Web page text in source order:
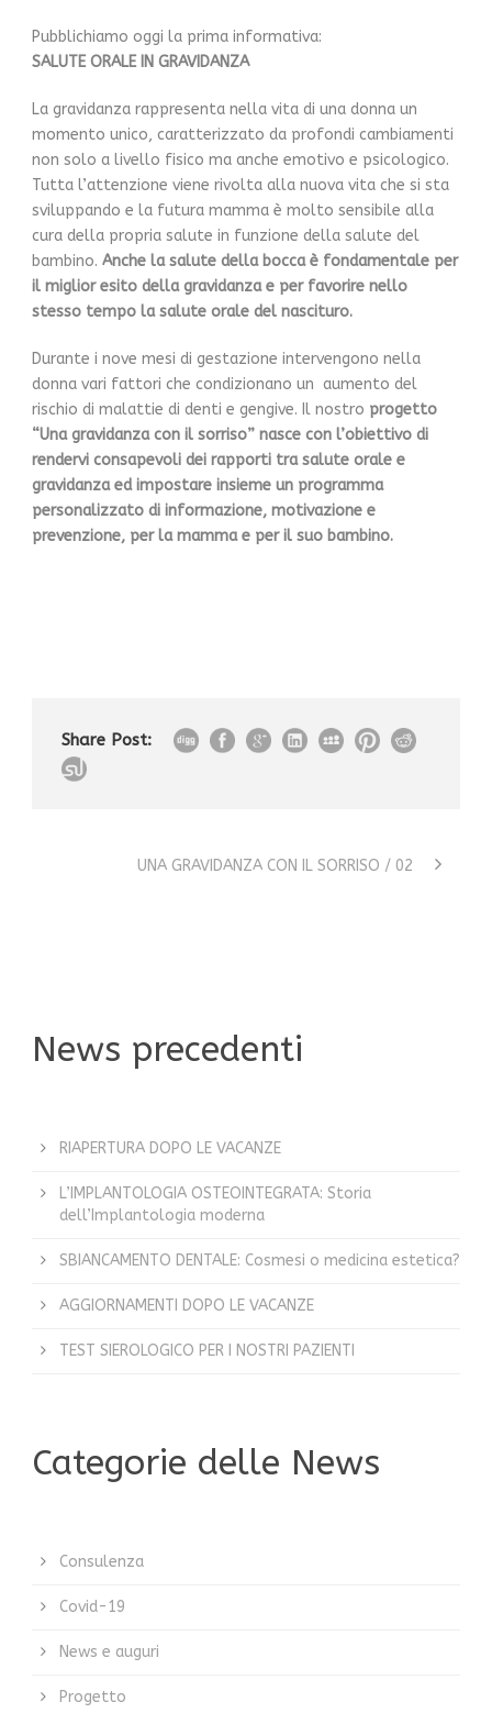
Pubblichiamo oggi la prima informativa:
SALUTE ORALE IN GRAVIDANZA
La gravidanza rappresenta nella vita di una donna un
momento unico, caratterizzato da profondi cambiamenti
non solo a livello fisico ma anche emotivo e psicologico.
Tutta l’attenzione viene rivolta alla nuova vita che si sta
sviluppando e la futura mamma è molto sensibile alla
cura della propria salute in funzione della salute del
bambino. Anche la salute della bocca è fondamentale per
il miglior esito della gravidanza e per favorire nello
stesso tempo la salute orale del nascituro.
Durante i nove mesi di gestazione intervengono nella
donna vari fattori che condizionano un aumento del
rischio di malattie di denti e gengive. Il nostro progetto
“Una gravidanza con il sorriso” nasce con l’obiettivo di
rendervi consapevoli dei rapporti tra salute orale e
gravidanza ed impostare insieme un programma
personalizzato di informazione, motivazione e
prevenzione, per la mamma e per il suo bambino.
Share Post:
UNA GRAVIDANZA CON IL SORRISO / 02
News precedenti
RIAPERTURA DOPO LE VACANZE
L’IMPLANTOLOGIA OSTEOINTEGRATA: Storia
dell’Implantologia moderna
SBIANCAMENTO DENTALE: Cosmesi o medicina estetica?
AGGIORNAMENTI DOPO LE VACANZE
TEST SIEROLOGICO PER I NOSTRI PAZIENTI
Categorie delle News
Consulenza
Covid-19
News e auguri
Progetto